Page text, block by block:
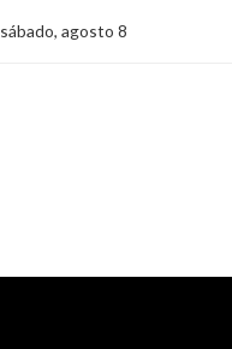
sábado, agosto 8